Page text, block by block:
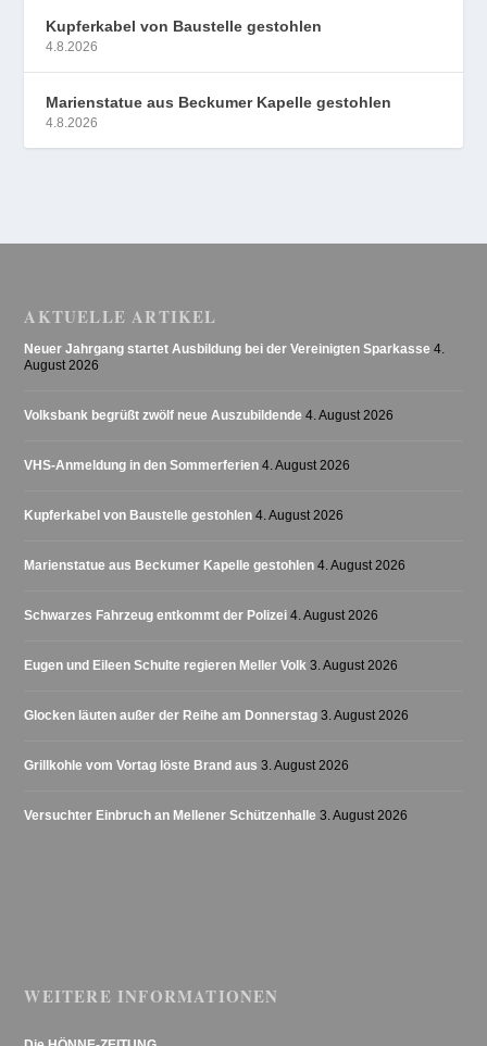
Kupferkabel von Baustelle gestohlen
4.8.2026
Marienstatue aus Beckumer Kapelle gestohlen
4.8.2026
AKTUELLE ARTIKEL
Neuer Jahrgang startet Ausbildung bei der Vereinigten Sparkasse 4.
August 2026
Volksbank begrüßt zwölf neue Auszubildende 4. August 2026
VHS-Anmeldung in den Sommerferien 4. August 2026
Kupferkabel von Baustelle gestohlen 4. August 2026
Marienstatue aus Beckumer Kapelle gestohlen 4. August 2026
Schwarzes Fahrzeug entkommt der Polizei 4. August 2026
Eugen und Eileen Schulte regieren Meller Volk 3. August 2026
Glocken läuten außer der Reihe am Donnerstag 3. August 2026
Grillkohle vom Vortag löste Brand aus 3. August 2026
Versuchter Einbruch an Mellener Schützenhalle 3. August 2026
WEITERE INFORMATIONEN